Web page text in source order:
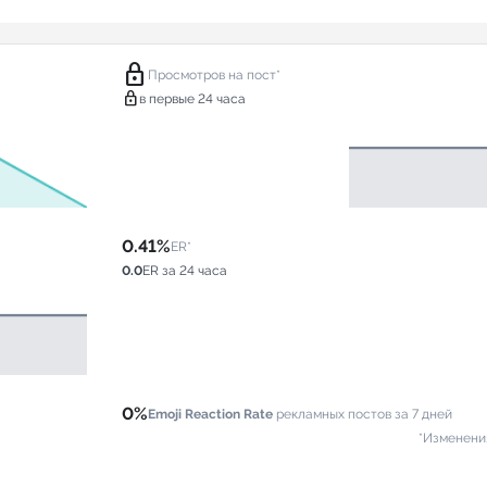
lock Просмотров на пост*
lock в первые 24 часа
0.41%ER*
0.0ER за 24 часа
0%Emoji Reaction Rate рекламных постов за 7 дней